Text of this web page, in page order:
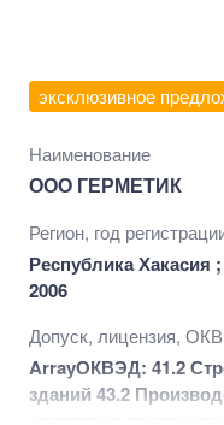
эксклюзивное
Наименование
ООО ГЕРМЕТИК
Регион, год
Республика Хакасия ;
2006
Допуск, лицензия,
ArrayОКВЭД: 41.2
зданий 43.2